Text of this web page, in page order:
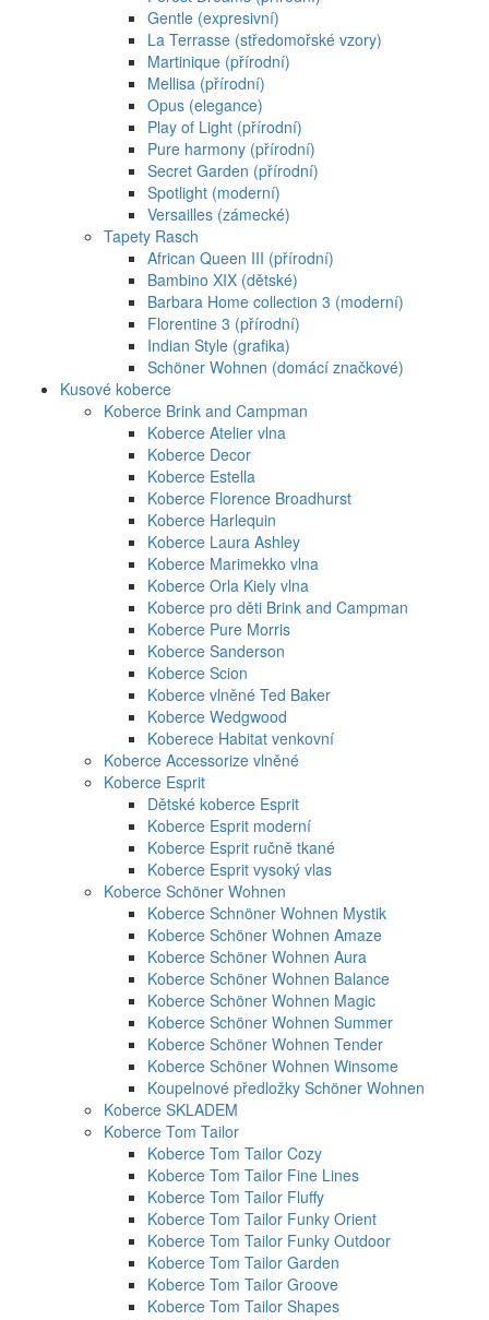
Gentle (expresivní)
La Terrasse (středomořské vzory)
Martinique (přírodní)
Mellisa (přírodní)
Opus (elegance)
Play of Light (přírodní)
Pure harmony (přírodní)
Secret Garden (přírodní)
Spotlight (moderní)
Versailles (zámecké)
Tapety Rasch
African Queen III (přírodní)
Bambino XIX (dětské)
Barbara Home collection 3 (moderní)
Florentine 3 (přírodní)
Indian Style (grafika)
Schöner Wohnen (domácí značkové)
Kusové koberce
Koberce Brink and Campman
Koberce Atelier vlna
Koberce Decor
Koberce Estella
Koberce Florence Broadhurst
Koberce Harlequin
Koberce Laura Ashley
Koberce Marimekko vlna
Koberce Orla Kiely vlna
Koberce pro děti Brink and Campman
Koberce Pure Morris
Koberce Sanderson
Koberce Scion
Koberce vlněné Ted Baker
Koberce Wedgwood
Koberece Habitat venkovní
Koberce Accessorize vlněné
Koberce Esprit
Dětské koberce Esprit
Koberce Esprit moderní
Koberce Esprit ručně tkané
Koberce Esprit vysoký vlas
Koberce Schöner Wohnen
Koberce Schnöner Wohnen Mystik
Koberce Schöner Wohnen Amaze
Koberce Schöner Wohnen Aura
Koberce Schöner Wohnen Balance
Koberce Schöner Wohnen Magic
Koberce Schöner Wohnen Summer
Koberce Schöner Wohnen Tender
Koberce Schöner Wohnen Winsome
Koupelnové předložky Schöner Wohnen
Koberce SKLADEM
Koberce Tom Tailor
Koberce Tom Tailor Cozy
Koberce Tom Tailor Fine Lines
Koberce Tom Tailor Fluffy
Koberce Tom Tailor Funky Orient
Koberce Tom Tailor Funky Outdoor
Koberce Tom Tailor Garden
Koberce Tom Tailor Groove
Koberce Tom Tailor Shapes